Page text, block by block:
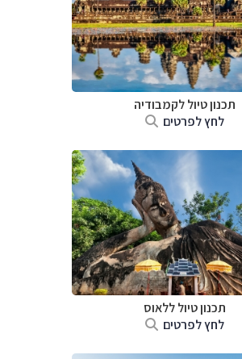
תכנון טיוללקמבודיה
לחץ לפרטים
תכנון טיולללאוס
לחץ לפרטים